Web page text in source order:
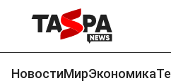
НовостиМирЭкономика